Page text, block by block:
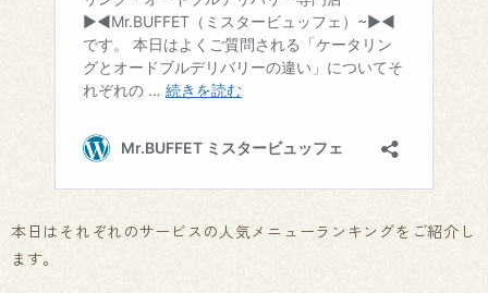
本日はそれぞれのサービスの人気メニューランキングをご紹介し
ます。